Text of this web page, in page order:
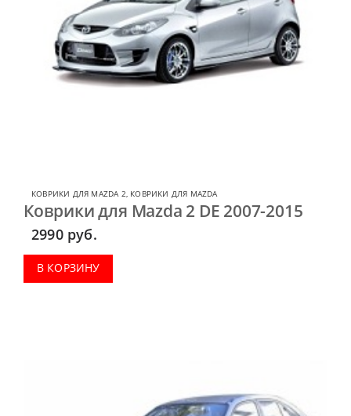
КОВРИКИ ДЛЯ MAZDA 2, КОВРИКИ ДЛЯ MAZDA
Коврики для Mazda 2 DE 2007-2015
2990 руб.
В КОРЗИНУ